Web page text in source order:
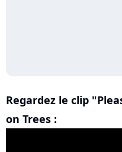
Regardez le clip
on Trees :